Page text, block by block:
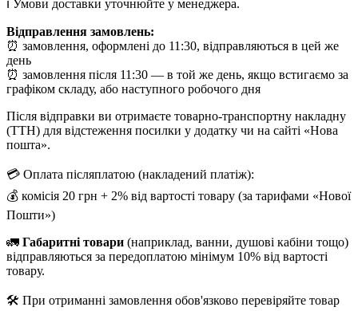
ℹ️ Умови доставки уточнюйте у менеджера.
Відправлення замовлень:
⏰ замовлення, оформлені до 11:30, відправляються в цей же
день
⏰ замовлення після 11:30 — в той же день, якщо встигаємо за
графіком складу, або наступного робочого дня
Після відправки ви отримаєте товарно-транспортну накладну
(ТТН) для відстеження посилки у додатку чи на сайті «Нова
пошта».
💳 Оплата післяплатою (накладений платіж):
💰 комісія 20 грн + 2% від вартості товару (за тарифами «Нової
Пошти»)
🚛 Габаритні товари (наприклад, ванни, душові кабіни тощо)
відправляються за передоплатою мінімум 10% від вартості
товару.
🛠️ При отриманні замовлення обов'язково перевіряйте товар